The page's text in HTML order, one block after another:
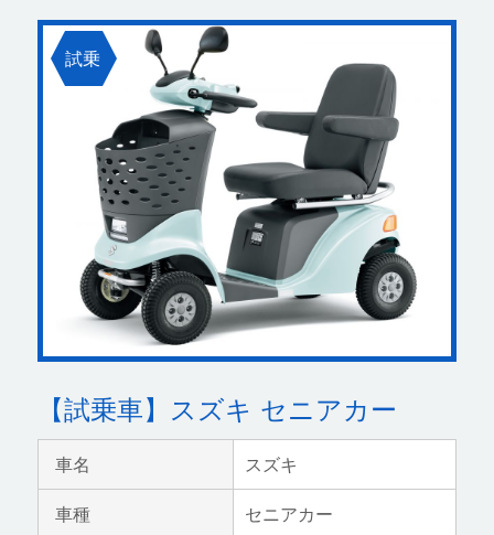
試乗
【試乗車】スズキ セニアカー
車名
スズキ
車種
セニアカー